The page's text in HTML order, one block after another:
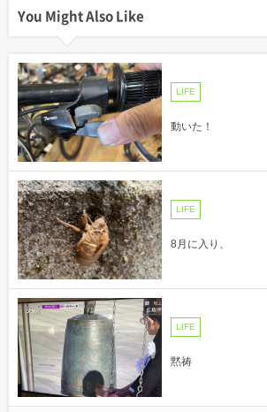
You Might Also Like
LIFE
動いた！
LIFE
8月に入り、
LIFE
黙祷